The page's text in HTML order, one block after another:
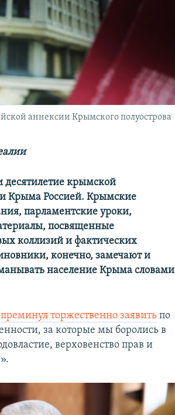
аннексии Крымского полуострова
крымской
Крыма Россией. Крымские
парламентские уроки,
посвященные
коллизий и фактических
конечно, замечают и
население Крыма словами
торжественно заявить по
за которые мы боролись в
верховенство прав и